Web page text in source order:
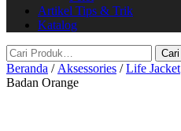
Artikel Tips & Trik
Katalog
Beranda / Aksessories /Life Jacket
Badan Orange